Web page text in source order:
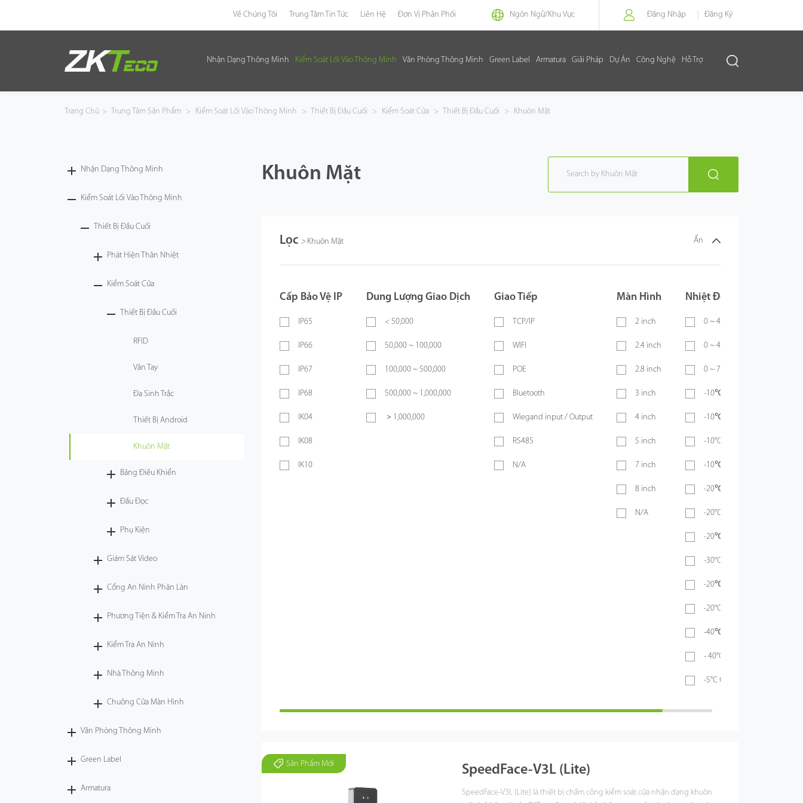
Về Chúng Tôi Trung Tâm Tin Tức Liên Hệ Đơn Vị Phân Phối Ngôn Ngữ/Khu Vực Đăng Nhập Đăng Ký
Nhận Dạng Thông Minh Kiểm Soát Lối Vào Thông Minh Văn Phòng Thông Minh Green Label Armatura Giải Pháp Dự Án Công Nghệ
Hỗ Trợ
Kiểm Soát Lối Vào Thông Minh
Trang Chủ > Trung Tâm Sản Phẩm > Kiểm Soát Lối Vào Thông Minh > Thiết Bị Đầu Cuối > Kiểm Soát Cửa > Thiết Bị Đầu Cuối > Khuôn Mặt
Nhận Dạng Thông Minh
Kiểm Soát Lối Vào Thông Minh
Thiết Bị Đầu Cuối
Phát Hiện Thân Nhiệt
Kiểm Soát Cửa
Thiết Bị Đầu Cuối
RFID
Vân Tay
Đa Sinh Trắc
Thiết Bị Android
Khuôn Mặt
Bảng Điều Khiển
Đầu Đọc
Phụ Kiện
Giám Sát Video
Cổng An Ninh Phân Làn
Phương Tiện & Kiểm Tra An Ninh
Kiểm Tra An Ninh
Nhà Thông Minh
Chuông Cửa Màn Hình
Văn Phòng Thông Minh
Green Label
Armatura
Khuôn Mặt
Lọc > Khuôn Mặt Ẩn
Cấp Bảo Vệ IP
IP65
IP66
IP67
IP68
IK04
IK08
IK10
Dung Lượng Giao Dịch
< 50,000
50,000 ~ 100,000
100,000 ~ 500,000
500,000 ~ 1,000,000
＞1,000,000
Giao Tiếp
TCP/IP
WIFI
POE
Bluetooth
Wiegand input / Output
RS485
N/A
Màn Hình
2 inch
2.4 inch
2.8 inch
3 inch
4 inch
5 inch
7 inch
8 inch
N/A
Nhiệt Độ Hoạt Động
0 ~ 40℃
0 ~ 45℃
0 ~ 70℃
-10℃ ~ 45℃
-10℃ ~ 50℃
-10°C ~ 55°C
-10℃ ~ 60℃
-20℃ ~ 45℃
-20°C ~ 50°C
-20℃ ~ 55℃
-30°C ~ 60°C
-20℃ ~ 60℃
-20°C ~ 65°C
-40℃ ~ 70℃
- 40°C ~ 60°C
-5°C to 45°C
Sản Phẩm Mới SpeedFace-V3L (Lite)
SpeedFace-V3L (Lite) là thiết bị chấm công kiểm soát cửa nhận dạng khuôn